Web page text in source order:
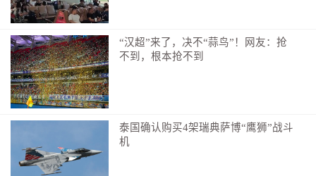
“汉超”来了，决不“蒜鸟”！网友：抢
不到，根本抢不到
泰国确认购买4架瑞典萨博“鹰狮”战斗
机